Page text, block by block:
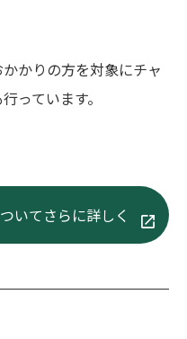
かりの方を対象にチャ
っています。
いてさらに詳しく